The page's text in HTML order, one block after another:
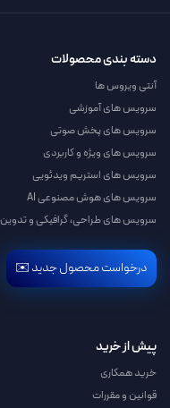
دسته بندی محصولات
آنتی ویروس ها
سرویس های آموزشی
سرویس های پخش صوتی
سرویس های ویژه و کاربردی
سرویس های استریم ویدئویی
سرویس های هوش مصنوعی AI
سرویس های طراحی، گرافیکی و تدوین
درخواست محصول جدید ✉️
پیش از خرید
خرید همکاری
قوانین و مقررات